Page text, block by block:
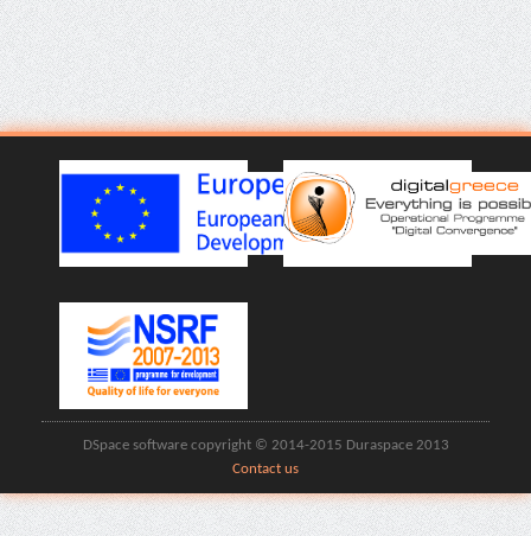
DSpace software copyright © 2014-2015 Duraspace 2013
Contact us